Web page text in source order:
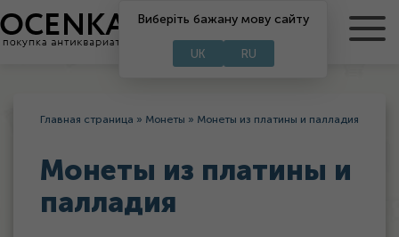
RU
Виберіть бажану мову сайту
UK RU
Главная страница » Монеты » Монеты из платины и палладия
Монеты из платины и
палладия